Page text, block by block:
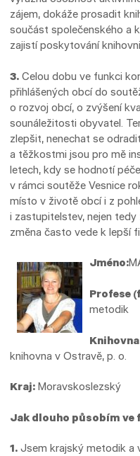
zájem, dokáže prosadit
součást společenského a
zajistí poskytování
3. Celou dobu ve funkci
přihlášených obcí do
o rozvoj obcí, o zvýšení
sounáležitosti obyvatel.
zlepšit, nenechat se
a těžkostmi jsou pro mě
letech, kdy se hodnotí
v rámci soutěže Vesnice
místo v životě obcí i z
i zastupitelstev, nejen
změna často vede k lepší
Jméno:
Profese
metodik
knihovna v Ostravě, p. o.
Kraj: Moravskoslezský
Jak dlouho působím ve
1. Jsem krajský metodik a